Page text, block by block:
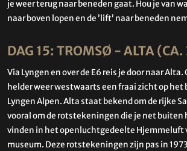
je weer terug naar beneden gaat. Hou je van
naar boven lopen en de ’lift’ naar beneden
DAG 15: TROMSØ - ALTA
Via Lyngen en over de E6 reis je door naar
helder weer westwaarts een fraai zicht op het
Lyngen Alpen. Alta staat bekend om de rijke
vooral om de rotstekeningen die je net
vinden in het openluchtgedeelte Hjemmeluft
museum. Deze rotstekeningen zijn pas in